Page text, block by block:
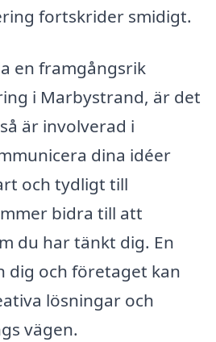
fortskrider smidigt.
en framgångsrik
i Marbystrand, är det
är involverad i
dina idéer
och tydligt till
bidra till att
du har tänkt dig. En
dig och företaget kan
lösningar och
vägen.